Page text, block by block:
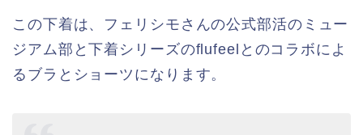
この下着は、フェリシモさんの公式部活のミュー
ジアム部と下着シリーズのflufeelとのコラボによ
るブラとショーツになります。